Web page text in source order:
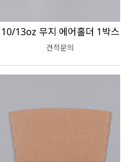
10/13oz 무지 에어홀더 1박스
견적문의